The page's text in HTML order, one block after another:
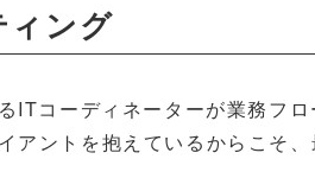
ィング
ITコーディネーターが業務フロ
アントを抱えているからこそ